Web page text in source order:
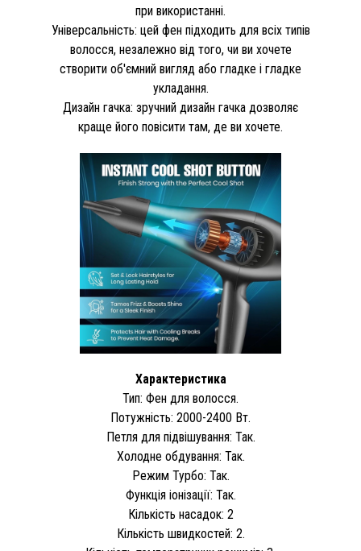
при використанні.
Універсальність: цей фен підходить для всіх типів
волосся, незалежно від того, чи ви хочете
створити об'ємний вигляд або гладке і гладке
укладання.
Дизайн гачка: зручний дизайн гачка дозволяє
краще його повісити там, де ви хочете.
Характеристика
Тип: Фен для волосся.
Потужність: 2000-2400 Вт.
Петля для підвішування: Так.
Холодне обдування: Так.
Режим Турбо: Так.
Функція іонізації: Так.
Кількість насадок: 2
Кількість швидкостей: 2.